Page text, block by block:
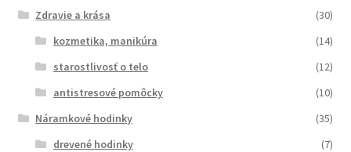
Zdravie a krása
(30)
kozmetika, manikúra
(14)
starostlivosť o telo
(12)
antistresové pomôcky
(10)
Náramkové hodinky
(35)
drevené hodinky
(7)